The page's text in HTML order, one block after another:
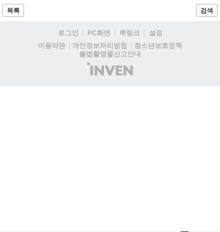
다. 유비소프트의 '고스트리콘: 와일드랜드'는 7년 만의 대규모 업
목록 검색
로그인 PC화면 퀵링크
설정
이용약관
개인정보처리방침
청소년보호정책
불법촬영물신고안내
(주)
인